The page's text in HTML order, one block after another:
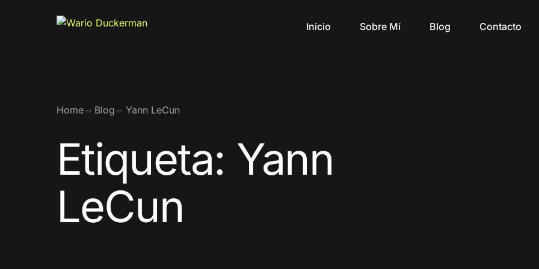
Inicio Sobre Mí Blog Contacto
Home Blog Yann LeCun
Etiqueta: Yann
LeCun